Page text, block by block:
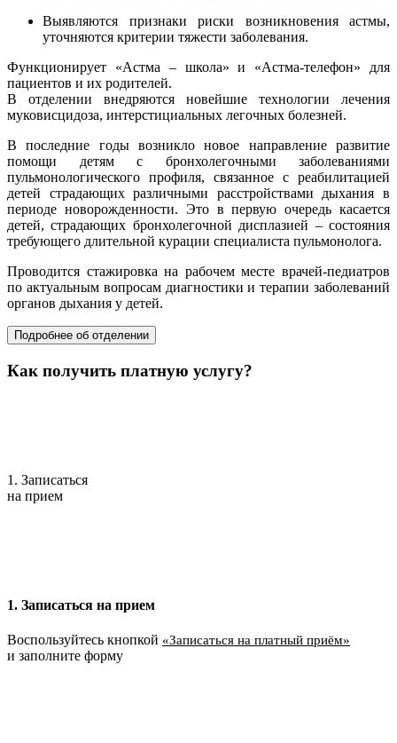
Выявляются признаки риски возникновения астмы,
уточняются критерии тяжести заболевания.
Функционирует «Астма – школа» и «Астма-телефон» для
пациентов и их родителей.
В отделении внедряются новейшие технологии лечения
муковисцидоза, интерстициальных легочных болезней.
В последние годы возникло новое направление развитие
помощи детям с бронхолегочными заболеваниями
пульмонологического профиля, связанное с реабилитацией
детей страдающих различными расстройствами дыхания в
периоде новорожденности. Это в первую очередь касается
детей, страдающих бронхолегочной дисплазией – состояния
требующего длительной курации специалиста пульмонолога.
Проводится стажировка на рабочем месте врачей-педиатров
по актуальным вопросам диагностики и терапии заболеваний
органов дыхания у детей.
Подробнее об отделении
Как получить платную услугу?
1. Записаться
на прием
1. Записаться на прием
Воспользуйтесь кнопкой «Записаться на платный приём»
и заполните форму